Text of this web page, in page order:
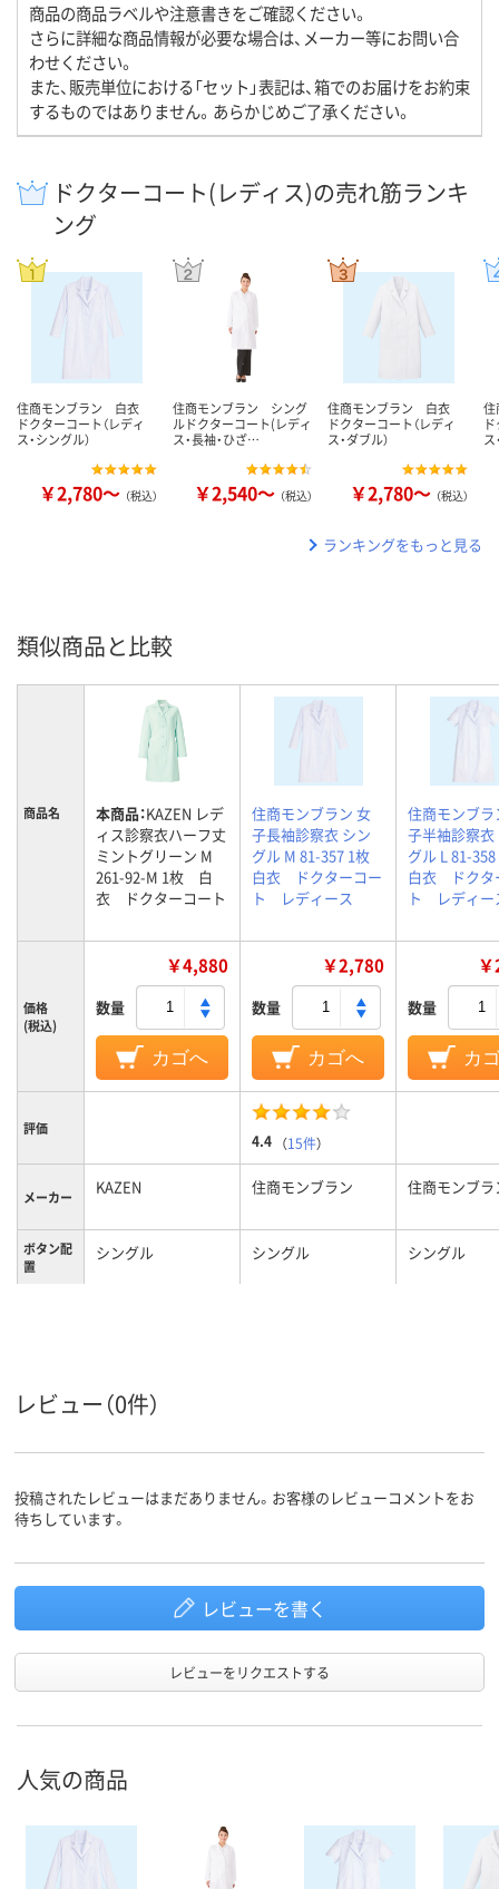
商品の商品ラベルや注意書きをご確認ください。
さらに詳細な商品情報が必要な場合は、メーカー等にお問い合
わせください。
また、販売単位における「セット」表記は、箱でのお届けをお約束
するものではありません。あらかじめご了承ください。
ドクターコート(レディス)の売れ筋ランキ
ング
住商モンブラン 白衣
ドクターコート（レディ
ス・シングル）
￥2,780～ （税込）
住商モンブラン シング
ルドクターコート(レディ
ス・長袖・ひざ…
￥2,540～ （税込）
住商モンブラン 白衣
ドクターコート（レディ
ス・ダブル）
￥2,780～ （税込）
ス
ランキングをもっと見る
類似商品と比較
商品名 本商品：KAZEN レデ
ィス診察衣ハーフ丈
ミントグリーン M
261-92-M 1枚 白
衣 ドクターコート
住商モンブラン 女
子長袖診察衣 シン
グル M 81-357 1枚
白衣 ドクターコー
ト レディース
住商モンブラ
子半袖診察衣
グル L 81-
白衣 ドクタ
ト レディー
価格
(税込)
￥4,880
数量
カゴへ
￥2,780
数量
カゴへ
数量
カ
評価
4.4 （15件）
メーカー KAZEN 住商モンブラン 住商モンブラ
ボタン配
置
シングル シングル シングル
対象 女性用
レビュー（0件）
投稿されたレビューはまだありません。お客様のレビューコメントをお
待ちしています。
レビューを書く
レビューをリクエストする
人気の商品